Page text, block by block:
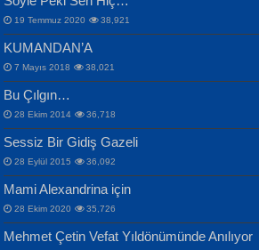
İPEK ACAR SERT
Gazze’nin Şecaati, Ümmetin İmtihanı...
Selahattin Yıldız
İdrakimle Üşürken...
ERDEM BAYAZIT
Sana, Bana, Vatanıma, Ülkemin
İnsanlarına Dair...
19 Temmuz 2020 38,921
KUMANDAN’A
7 Mayıs 2018 38,021
Bu Çılgın…
28 Ekim 2014 36,718
Sessiz Bir Gidiş Gazeli
28 Eylül 2015 36,092
Mami Alexandrina için
28 Ekim 2020 35,726
Mehmet Çetin Vefat Yıldönümünde Anılıyor